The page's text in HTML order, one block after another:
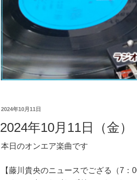
2024年10月11日
2024年10月11日（金）
本日のオンエア楽曲です
【藤川貴央のニュースでござる（7：